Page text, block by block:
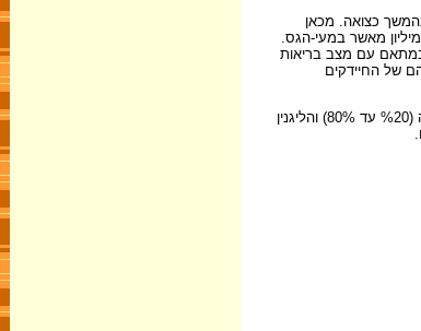
חיידקים במ"ל תוכן מעי, המופרש בהמשך כצואה. מכאן
פי מיליון מאשר במעי-הגס.
חלקם של החיידקים שריכוזם נמצא במתאם עם מצב בריאות
של החיידקים
מרבית הפקטין והעמילן העמיד עוברים התססה ופירוק במעי-הגס של האדם (%90 עד 100%). המיצלולוז מותסס בחלקו (%50 עד 80%). תאית מותססת במידה פחותה (%20 עד 80%) והליגנין